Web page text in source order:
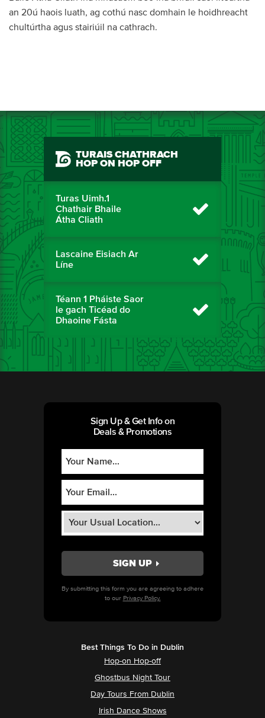
an 20ú haois luath, ag cothú nasc domhain le hoidhreacht
chultúrtha agus stairiúil na cathrach.
TURAIS CHATHRACH
HOP ON HOP OFF
Turas Uimh.1
Chathair Bhaile
Átha Cliath
Lascaine Eisiach Ar
Líne
Téann 1 Pháiste Saor
le gach Ticéad do
Dhaoine Fásta
Sign Up & Get Info on
Deals & Promotions
By submitting this form you are agreeing to adhere
to our Privacy Policy.
Best Things To Do in Dublin
Hop-on Hop-off
Ghostbus Night Tour
Day Tours From Dublin
Irish Dance Shows